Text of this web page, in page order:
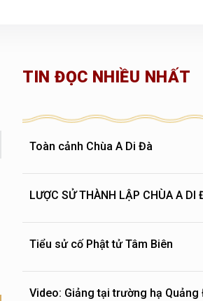
TIN ĐỌC NHIỀU NHẤT
Toàn cảnh Chùa A Di Đà
LƯỢC SỬ THÀNH LẬP CHÙA A DI
Tiểu sử cố Phật tử Tâm Biên
Video: Giảng tại trường hạ